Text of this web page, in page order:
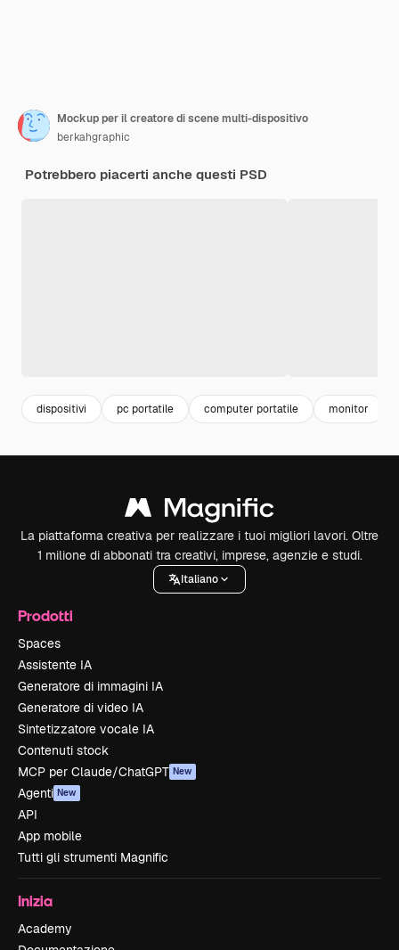
Mockup per il creatore di scene multi-dispositivo
berkahgraphic
Potrebbero piacerti anche questi PSD
dispositivi pc portatile computer portatile monitor
La piattaforma creativa per realizzare i tuoi migliori lavori. Oltre
1 milione di abbonati tra creativi, imprese, agenzie e studi.
Italiano
Prodotti
Spaces
Assistente IA
Generatore di immagini IA
Generatore di video IA
Sintetizzatore vocale IA
Contenuti stock
MCP per Claude/ChatGPT New
Agenti New
API
App mobile
Tutti gli strumenti Magnific
Inizia
Academy